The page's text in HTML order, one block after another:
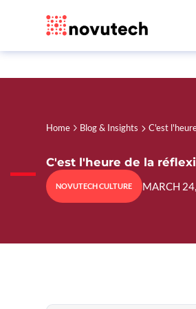
Home Blog & Insights C'est
C'est l'heure de la
NOVUTECH CULTURE MARCH